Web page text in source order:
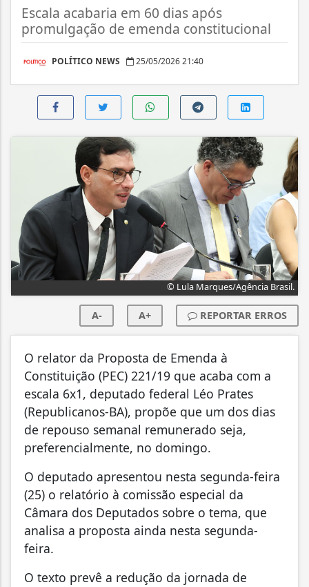
Escala acabaria em 60 dias após
promulgação de emenda constitucional
POLÍTICO NEWS 25/05/2026 21:40
© Lula Marques/Agência Brasil.
A- A+ REPORTAR ERROS
O relator da Proposta de Emenda à
Constituição (PEC) 221/19 que acaba com a
escala 6x1, deputado federal Léo Prates
(Republicanos-BA), propõe que um dos dias
de repouso semanal remunerado seja,
preferencialmente, no domingo.
O deputado apresentou nesta segunda-feira
(25) o relatório à comissão especial da
Câmara dos Deputados sobre o tema, que
analisa a proposta ainda nesta segunda-
feira.
O texto prevê a redução da jornada de